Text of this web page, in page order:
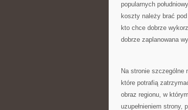
popularnych
koszty należy brać
kto chce dobrze
dobrze zaplanowana
Na stronie szczególne
które potrafią
obraz regionu, w
uzupełnieniem strony,